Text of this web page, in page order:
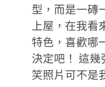
型，而是一磚
上屋，在我看
特色，喜歡哪
決定吧！ 這
笑照片可不是